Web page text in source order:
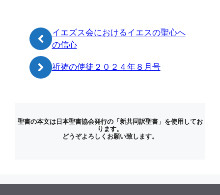
ー
イエズス会におけるイエスの聖心へ
の信心
祈祷の使徒２０２４年８月号
聖書の本文は日本聖書協会発行の「新共同訳聖書」を使用してお
ります。
どうぞよろしくお願い致します。